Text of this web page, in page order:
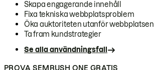
Skapa engagerande innehåll
Fixa tekniska webbplatsproblem
Öka auktoriteten utanför webbplatsen
Ta fram kundstrategier
Se alla användningsfall
PROVA SEMRUSH ONE GRATIS